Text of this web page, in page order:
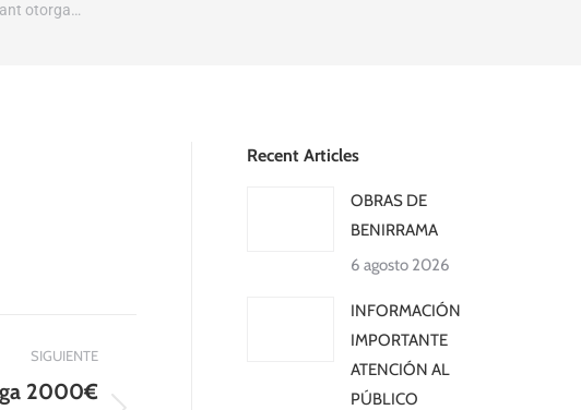
otorga…
SIGUIENTE
2000€
Recent Articles
OBRAS DE
BENIRRAMA
6 agosto 2026
INFORMACIÓN
IMPORTANTE
ATENCIÓN AL
PÚBLICO